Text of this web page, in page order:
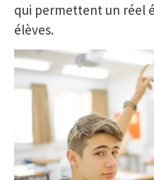
qui permettent un réel
élèves.